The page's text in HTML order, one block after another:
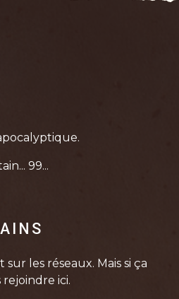
99...
les réseaux. Mais si ça
ici.